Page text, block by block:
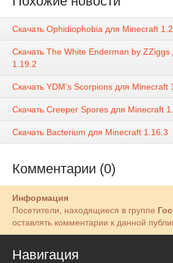
Скачать Ophidiophobia для Minecraft
Скачать The White Enderman by
1.19.2
Скачать YDM’s Scorpions для Minecraft
Скачать Creeper Spores для Minecraft
Скачать Bacterium для Minecraft 1.16.3
Комментарии (0)
Информация
Посетители, находящиеся в группе
оставлять комментарии к данной
Навигация